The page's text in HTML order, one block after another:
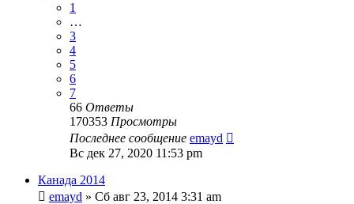
1
…
3
4
5
6
7
66 Ответы
170353 Просмотры
Последнее сообщение emayd
Вс дек 27, 2020 11:53 pm
Канада 2014
emayd » Сб авг 23, 2014 3:31 am